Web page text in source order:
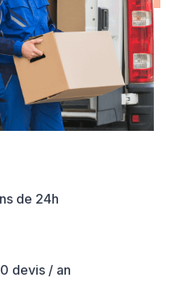
de 24h
devis / an